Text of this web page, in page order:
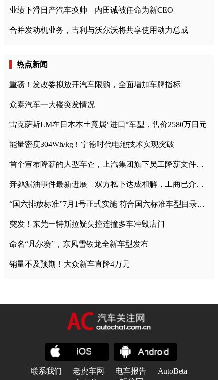
业绩下滑日产汽车换帅，内田诚被任命为新CEO
合并发动机业务，吉利与沃尔沃将共享使用动力总成
热点新闻
重磅！发改委拟放开汽车限购，全面增加车牌指标
众泰汽车一大楼突发情况
雷克萨斯LM在日本本土竟属“进口”车型，售价2580万日元
能量密度304Wh/kg！宁德时代电池技术实现突破
首个宣布降薪的大型车企，上汽集团旗下员工降薪文件曝光
奔驰漏油事件最新进展：双方私下达成和解，工商已介入调查
“国六排放标准”7月1号正式实施 符合国六标准车型目录一览
突发！东莞一特斯拉疑失控连撞多车冲毁店门
命名“凡尔赛”，东风雪铁龙全新车型发布
销量不及预期！大众新车直降4万元
联系我们 老虎车网 电车报告
AutoBeta